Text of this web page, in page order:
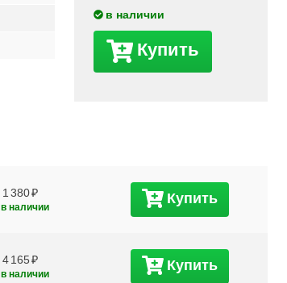
в наличии
Купить
1 380
в наличии
Купить
4 165
в наличии
Купить